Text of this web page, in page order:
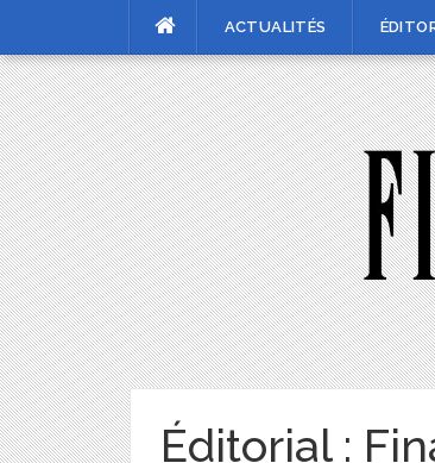
content
ACTUALITÉS
Éditorial :